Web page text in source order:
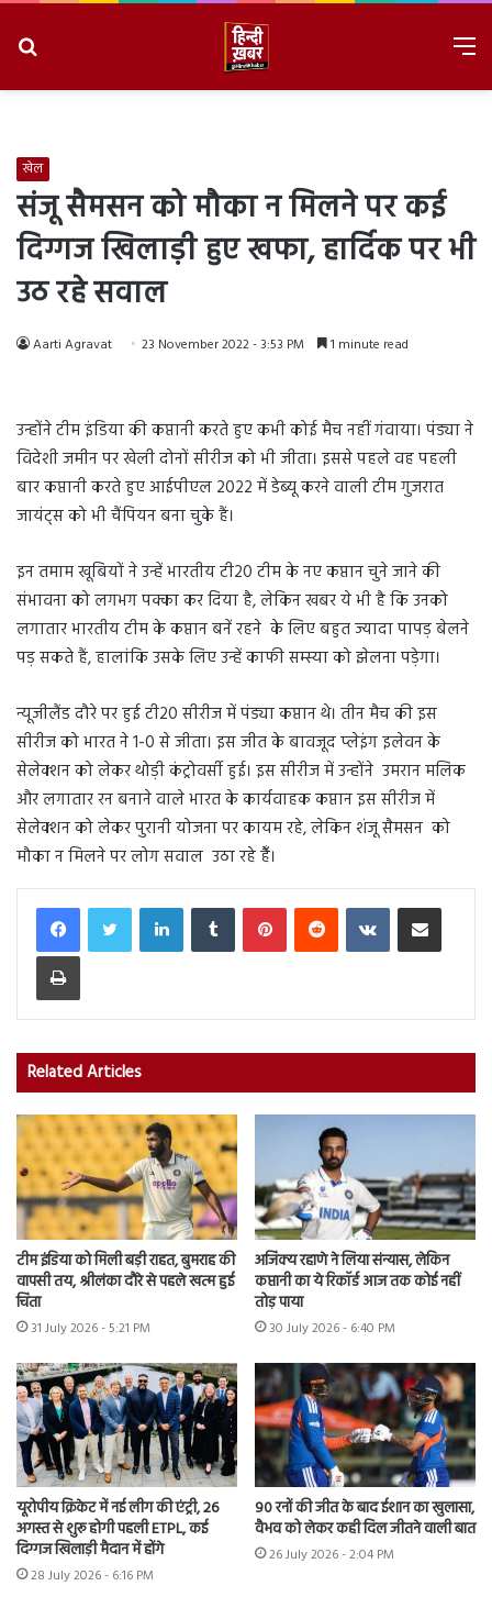
खेल
संजू सैमसन को मौका न मिलने पर कई
दिग्गज खिलाड़ी हुए खफा, हार्दिक पर भी
उठ रहे सवाल
Aarti Agravat 23 November 2022 - 3:53 PM 1 minute read
उन्होंने टीम इंडिया की कप्तानी करते हुए कभी कोई मैच नहीं गंवाया। पंड्या ने
विदेशी जमीन पर खेली दोनों सीरीज को भी जीता। इससे पहले वह पहली
बार कप्तानी करते हुए आईपीएल 2022 में डेब्यू करने वाली टीम गुजरात
जायंट्स को भी चैंपियन बना चुके हैं।
इन तमाम खूबियों ने उन्हें भारतीय टी20 टीम के नए कप्तान चुने जाने की
संभावना को लगभग पक्का कर दिया है, लेकिन खबर ये भी है कि उनको
लगातार भारतीय टीम के कप्तान बनें रहने के लिए बहुत ज्यादा पापड़ बेलने
पड़ सकते हैं, हालांकि उसके लिए उन्हें काफी सम्स्या को झेलना पड़ेगा।
न्यूजीलैंड दौरे पर हुई टी20 सीरीज में पंड्या कप्तान थे। तीन मैच की इस
सीरीज को भारत ने 1-0 से जीता। इस जीत के बावजूद प्लेइंग इलेवन के
सेलेक्शन को लेकर थोड़ी कंट्रोवर्सी हुई। इस सीरीज में उन्होंने उमरान मलिक
और लगातार रन बनाने वाले भारत के कार्यवाहक कप्तान इस सीरीज में
सेलेक्शन को लेकर पुरानी योजना पर कायम रहे, लेकिन शंजू सैमसन को
मौका न मिलने पर लोग सवाल उठा रहे हैँ।
LinkedInTumblr PinterestReddit VKontakteShare via Email
Print
Related Articles
टीम इंडिया को मिली बड़ी राहत, बुमराह की
वापसी तय, श्रीलंका दौरे से पहले खत्म हुई
चिंता
31 July 2026 - 5:21 PM
अजिंक्य रहाणे ने लिया संन्यास, लेकिन
कप्तानी का ये रिकॉर्ड आज तक कोई नहीं
तोड़ पाया
30 July 2026 - 6:40 PM
यूरोपीय क्रिकेट में नई लीग की एंट्री, 26
अगस्त से शुरू होगी पहली ETPL, कई
दिग्गज खिलाड़ी मैदान में होंगे
28 July 2026 - 6:16 PM
90 रनों की जीत के बाद ईशान का खुलासा,
वैभव को लेकर कही दिल जीतने वाली बात
26 July 2026 - 2:04 PM